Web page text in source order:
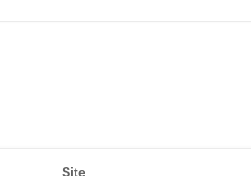
Site